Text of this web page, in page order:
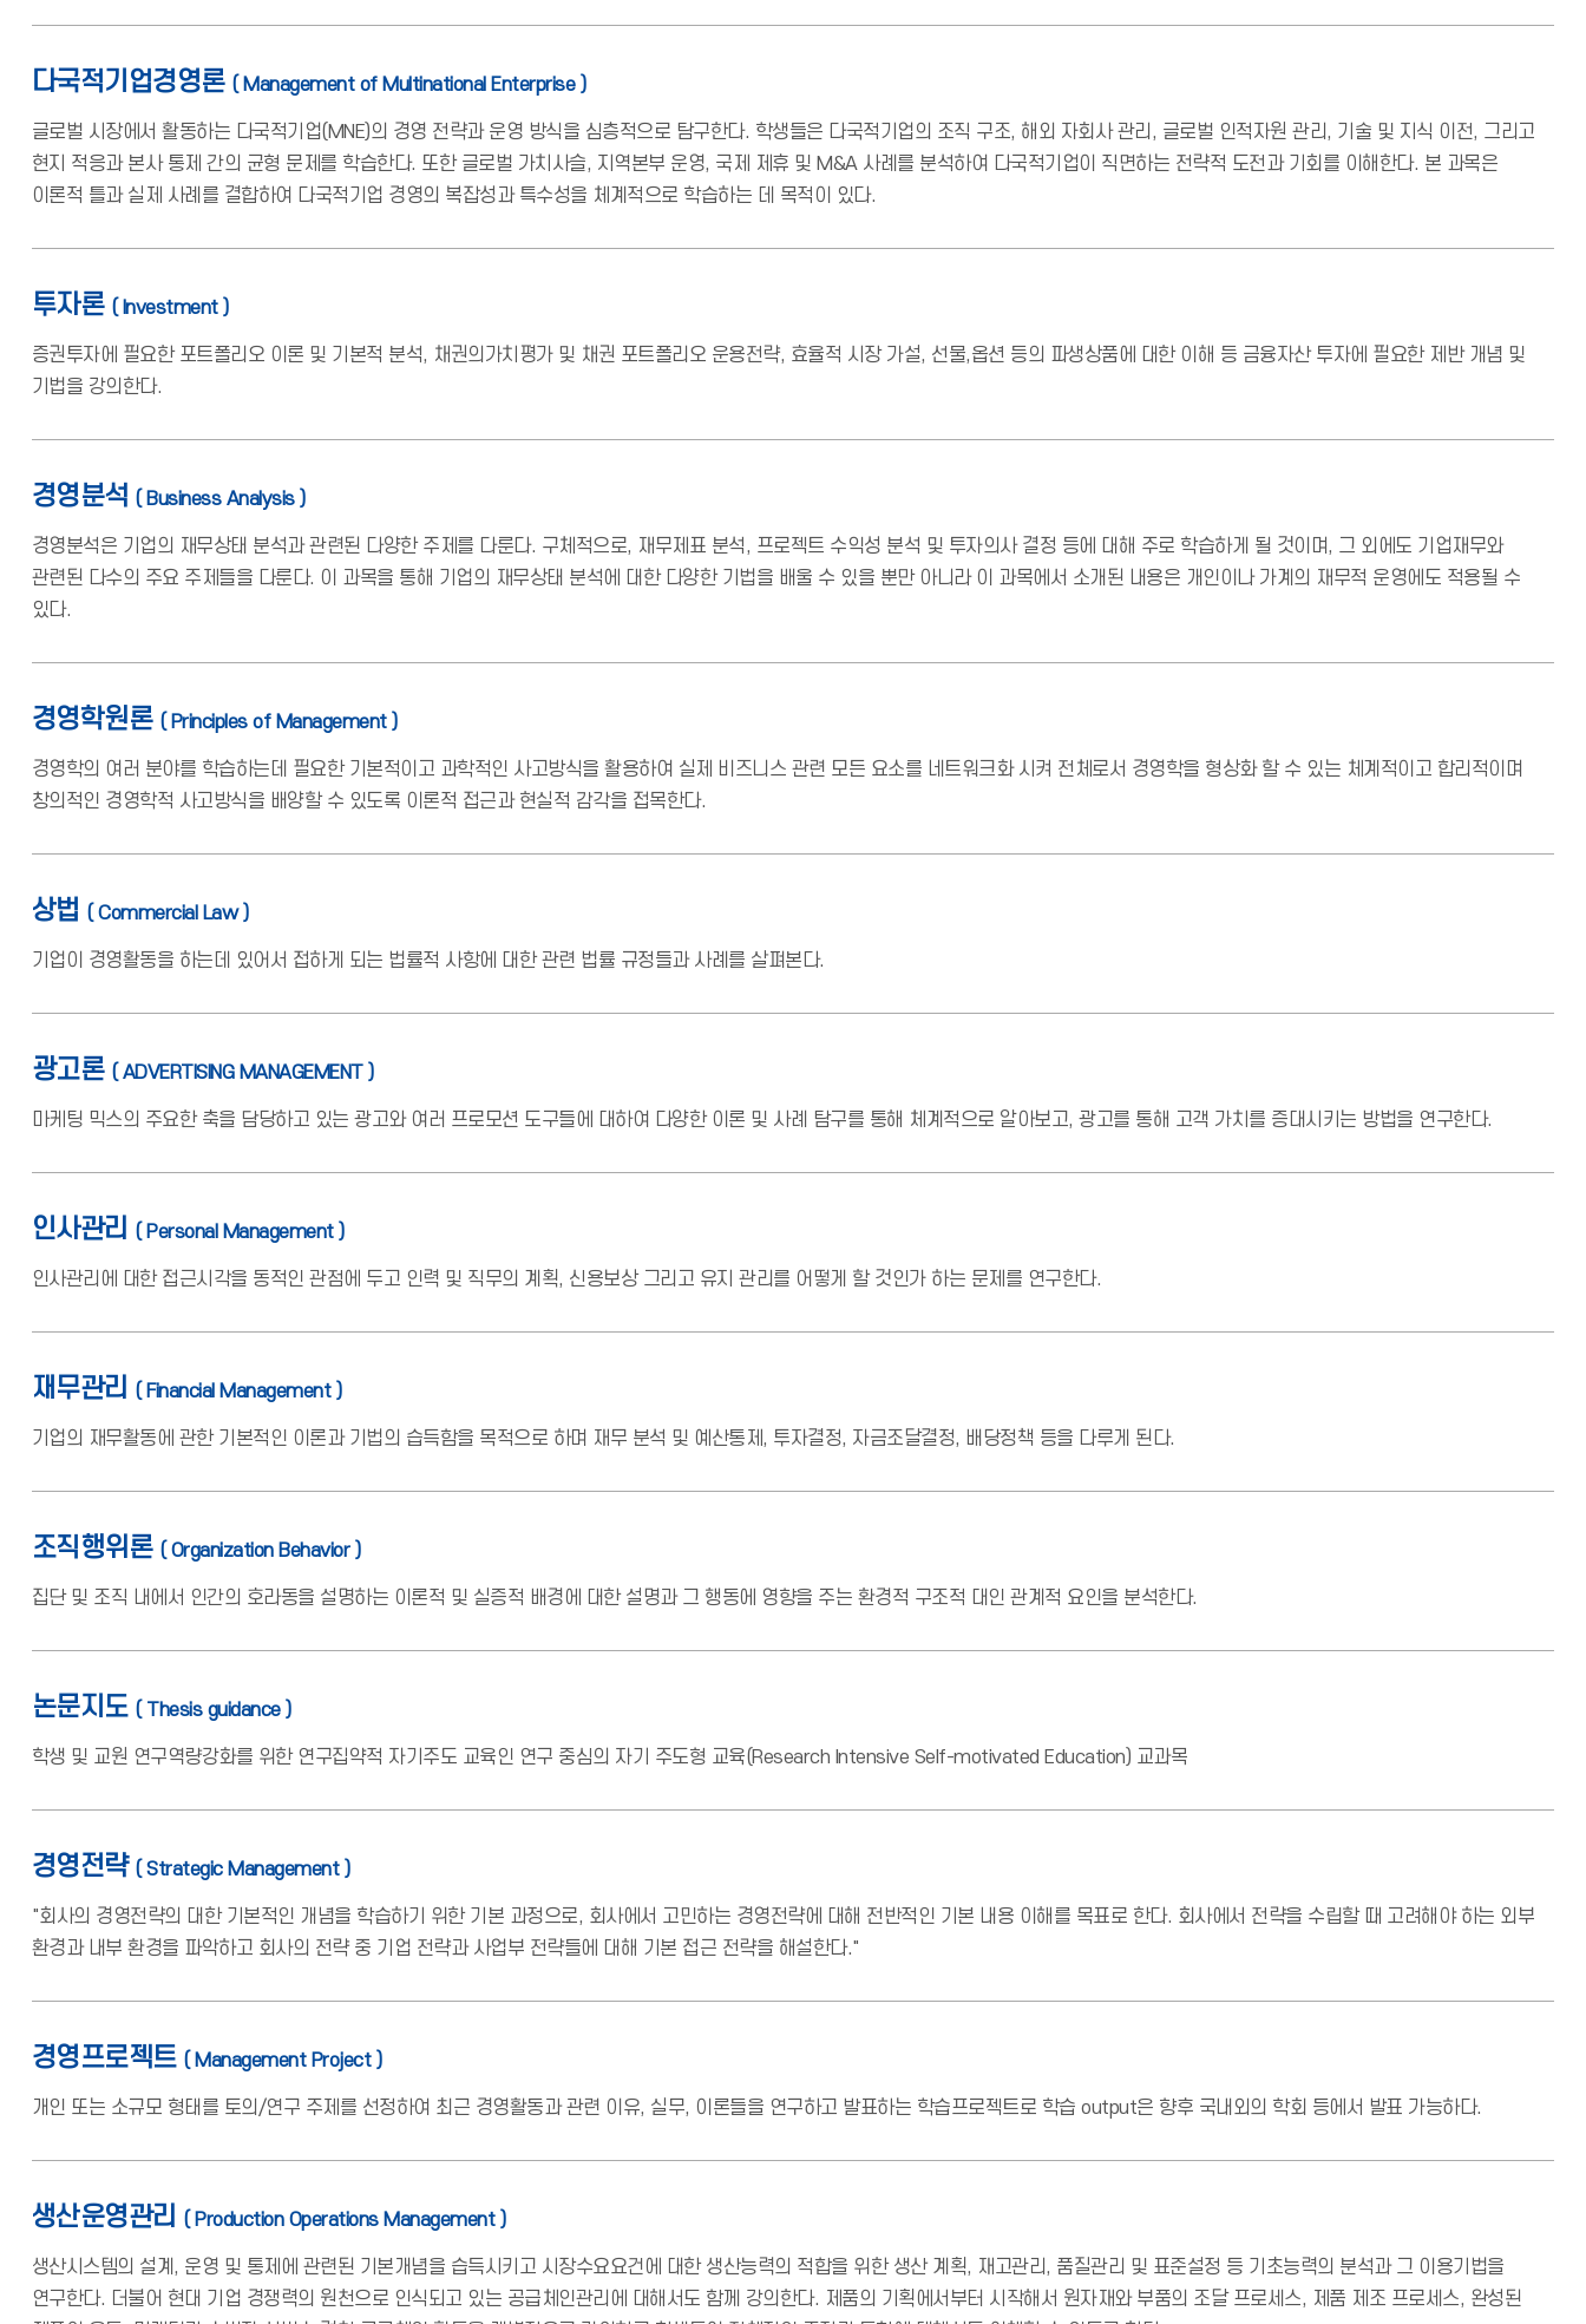
다국적기업경영론 ( Management of Multinational Enterprise )
글로벌 시장에서 활동하는 다국적기업(MNE)의 경영 전략과 운영 방식을 심층적으로 탐구한다. 학생들은 다국적기업의 조직 구조, 해외 자회사 관리, 글로벌 인적자원 관리, 기술 및 지식 이전, 그리고
현지 적응과 본사 통제 간의 균형 문제를 학습한다. 또한 글로벌 가치사슬, 지역본부 운영, 국제 제휴 및 M&A 사례를 분석하여 다국적기업이 직면하는 전략적 도전과 기회를 이해한다. 본 과목은
이론적 틀과 실제 사례를 결합하여 다국적기업 경영의 복잡성과 특수성을 체계적으로 학습하는 데 목적이 있다.
투자론 ( Investment )
증권투자에 필요한 포트폴리오 이론 및 기본적 분석, 채권의가치평가 및 채권 포트폴리오 운용전략, 효율적 시장 가설, 선물,옵션 등의 파생상품에 대한 이해 등 금융자산 투자에 필요한 제반 개념 및
기법을 강의한다.
경영분석 ( Business Analysis )
경영분석은 기업의 재무상태 분석과 관련된 다양한 주제를 다룬다. 구체적으로, 재무제표 분석, 프로젝트 수익성 분석 및 투자의사 결정 등에 대해 주로 학습하게 될 것이며, 그 외에도 기업재무와
관련된 다수의 주요 주제들을 다룬다. 이 과목을 통해 기업의 재무상태 분석에 대한 다양한 기법을 배울 수 있을 뿐만 아니라 이 과목에서 소개된 내용은 개인이나 가계의 재무적 운영에도 적용될 수
있다.
경영학원론 ( Principles of Management )
경영학의 여러 분야를 학습하는데 필요한 기본적이고 과학적인 사고방식을 활용하여 실제 비즈니스 관련 모든 요소를 네트워크화 시켜 전체로서 경영학을 형상화 할 수 있는 체계적이고 합리적이며
창의적인 경영학적 사고방식을 배양할 수 있도록 이론적 접근과 현실적 감각을 접목한다.
상법 ( Commercial Law )
기업이 경영활동을 하는데 있어서 접하게 되는 법률적 사항에 대한 관련 법률 규정들과 사례를 살펴본다.
광고론 ( ADVERTISING MANAGEMENT )
마케팅 믹스의 주요한 축을 담당하고 있는 광고와 여러 프로모션 도구들에 대하여 다양한 이론 및 사례 탐구를 통해 체계적으로 알아보고, 광고를 통해 고객 가치를 증대시키는 방법을 연구한다.
인사관리 ( Personal Management )
인사관리에 대한 접근시각을 동적인 관점에 두고 인력 및 직무의 계획, 신용보상 그리고 유지 관리를 어떻게 할 것인가 하는 문제를 연구한다.
재무관리 ( Financial Management )
기업의 재무활동에 관한 기본적인 이론과 기법의 습득함을 목적으로 하며 재무 분석 및 예산통제, 투자결정, 자금조달결정, 배당정책 등을 다루게 된다.
조직행위론 ( Organization Behavior )
집단 및 조직 내에서 인간의 호라동을 설명하는 이론적 및 실증적 배경에 대한 설명과 그 행동에 영향을 주는 환경적 구조적 대인 관계적 요인을 분석한다.
논문지도 ( Thesis guidance )
학생 및 교원 연구역량강화를 위한 연구집약적 자기주도 교육인 연구 중심의 자기 주도형 교육(Research Intensive Self-motivated Education) 교과목
경영전략 ( Strategic Management )
"회사의 경영전략의 대한 기본적인 개념을 학습하기 위한 기본 과정으로, 회사에서 고민하는 경영전략에 대해 전반적인 기본 내용 이해를 목표로 한다. 회사에서 전략을 수립할 때 고려해야 하는 외부
환경과 내부 환경을 파악하고 회사의 전략 중 기업 전략과 사업부 전략들에 대해 기본 접근 전략을 해설한다."
경영프로젝트 ( Management Project )
개인 또는 소규모 형태를 토의/연구 주제를 선정하여 최근 경영활동과 관련 이유, 실무, 이론들을 연구하고 발표하는 학습프로젝트로 학습 output은 향후 국내외의 학회 등에서 발표 가능하다.
생산운영관리 ( Production Operations Management )
생산시스템의 설계, 운영 및 통제에 관련된 기본개념을 습득시키고 시장수요요건에 대한 생산능력의 적합을 위한 생산 계획, 재고관리, 품질관리 및 표준설정 등 기초능력의 분석과 그 이용기법을
연구한다. 더불어 현대 기업 경쟁력의 원천으로 인식되고 있는 공급체인관리에 대해서도 함께 강의한다. 제품의 기획에서부터 시작해서 원자재와 부품의 조달 프로세스, 제품 제조 프로세스, 완성된